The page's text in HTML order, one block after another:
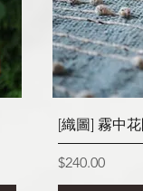
[織圖] 霧中
價格
$240.00